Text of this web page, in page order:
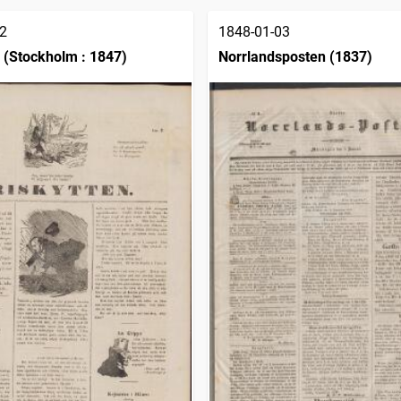
: 1847)
1848-01-03
Norrlandsposten (1837)